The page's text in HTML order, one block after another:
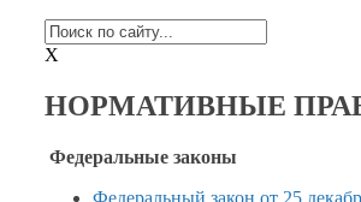
X
НОРМАТИВНЫЕ
Федеральные законы
Федеральный закон от 25